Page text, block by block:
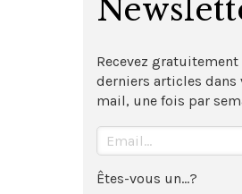
Recevez
derniers articles dans
mail, une fois par
Êtes-vous un...?